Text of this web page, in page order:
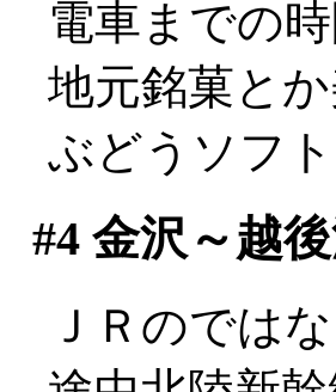
電車までの
地元銘菓と
ぶどうソフ
#4金沢～越
ＪＲのでは